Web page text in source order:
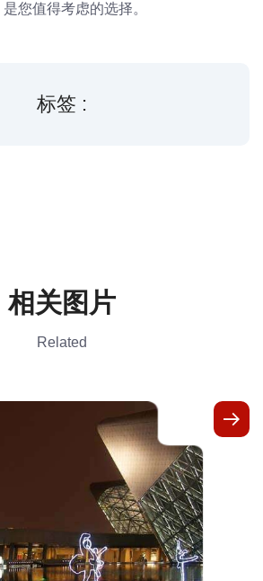
您值得考虑的选择。
标签 :
相关图片
Related